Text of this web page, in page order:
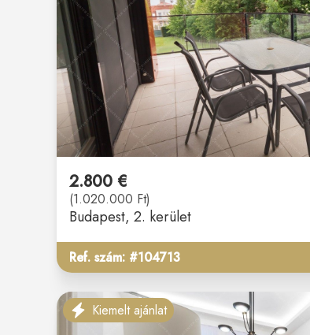
2.800 €
(1.020.000 Ft)
Budapest, 2. kerület
Ref. szám: #104713
Kiemelt ajánlat